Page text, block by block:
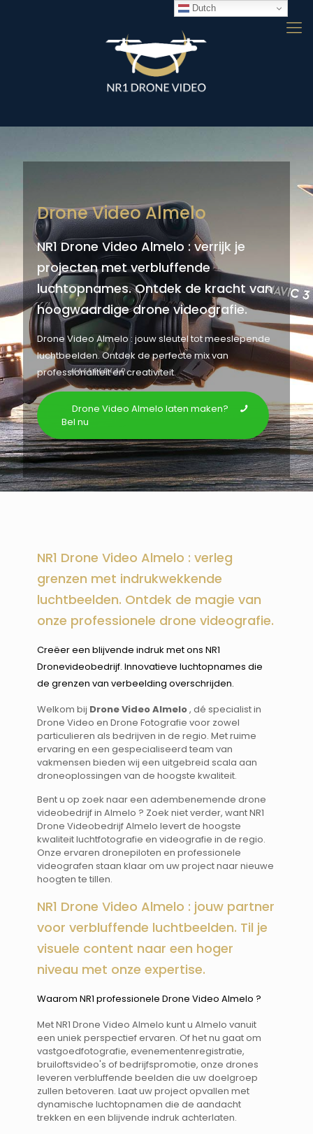
Drone Video Almelo
NR1 Drone Video Almelo : verrijk je
projecten met verbluffende
luchtopnames. Ontdek de kracht van
hoogwaardige drone videografie.
Drone Video Almelo : jouw sleutel tot meeslepende
luchtbeelden. Ontdek de perfecte mix van
professionaliteit en creativiteit.
Drone Video Almelo laten maken?
Bel nu
NR1 Drone Video Almelo : verleg
grenzen met indrukwekkende
luchtbeelden. Ontdek de magie van
onze professionele drone videografie.
Creëer een blijvende indruk met ons NR1
Dronevideobedrijf. Innovatieve luchtopnames die
de grenzen van verbeelding overschrijden.
Welkom bij Drone Video Almelo, dé specialist in
Drone Video en Drone Fotografie voor zowel
particulieren als bedrijven in de regio. Met ruime
ervaring en een gespecialiseerd team van
vakmensen bieden wij een uitgebreid scala aan
droneoplossingen van de hoogste kwaliteit.
Bent u op zoek naar een adembenemende drone
videobedrijf in Almelo ? Zoek niet verder, want NR1
Drone Videobedrijf Almelo levert de hoogste
kwaliteit luchtfotografie en videografie in de regio.
Onze ervaren dronepiloten en professionele
videografen staan klaar om uw project naar nieuwe
hoogten te tillen.
NR1 Drone Video Almelo : jouw partner
voor verbluffende luchtbeelden. Til je
visuele content naar een hoger
niveau met onze expertise.
Waarom NR1 professionele Drone Video Almelo ? ​​
Met NR1 Drone Video Almelo kunt u Almelo vanuit
een uniek perspectief ervaren. Of het nu gaat om
vastgoedfotografie, evenementenregistratie,
bruiloftsvideo's of bedrijfspromotie, onze drones
leveren verbluffende beelden die uw doelgroep
zullen betoveren. Laat uw project opvallen met
dynamische luchtopnamen die de aandacht
trekken en een blijvende indruk achterlaten.
Dutch